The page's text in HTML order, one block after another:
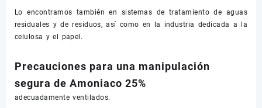
Lo encontramos también en sistemas de tratamiento de aguas
residuales y de residuos, así como en la industria dedicada a la
celulosa y el papel.
Precauciones para una manipulación
segura de Amoniaco 25%
adecuadamente ventilados.